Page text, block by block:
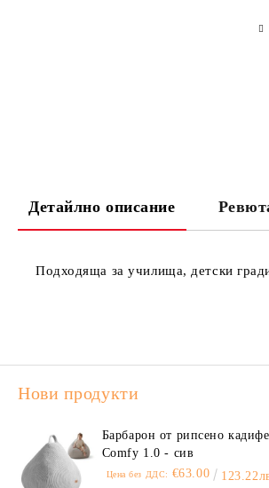
Детайлно описание
Подходяща за училища, детски
Нови продукти
Барбарон от рипсено кадифе
Comfy 1.0 - сив
Цена без ДДС: €63.00